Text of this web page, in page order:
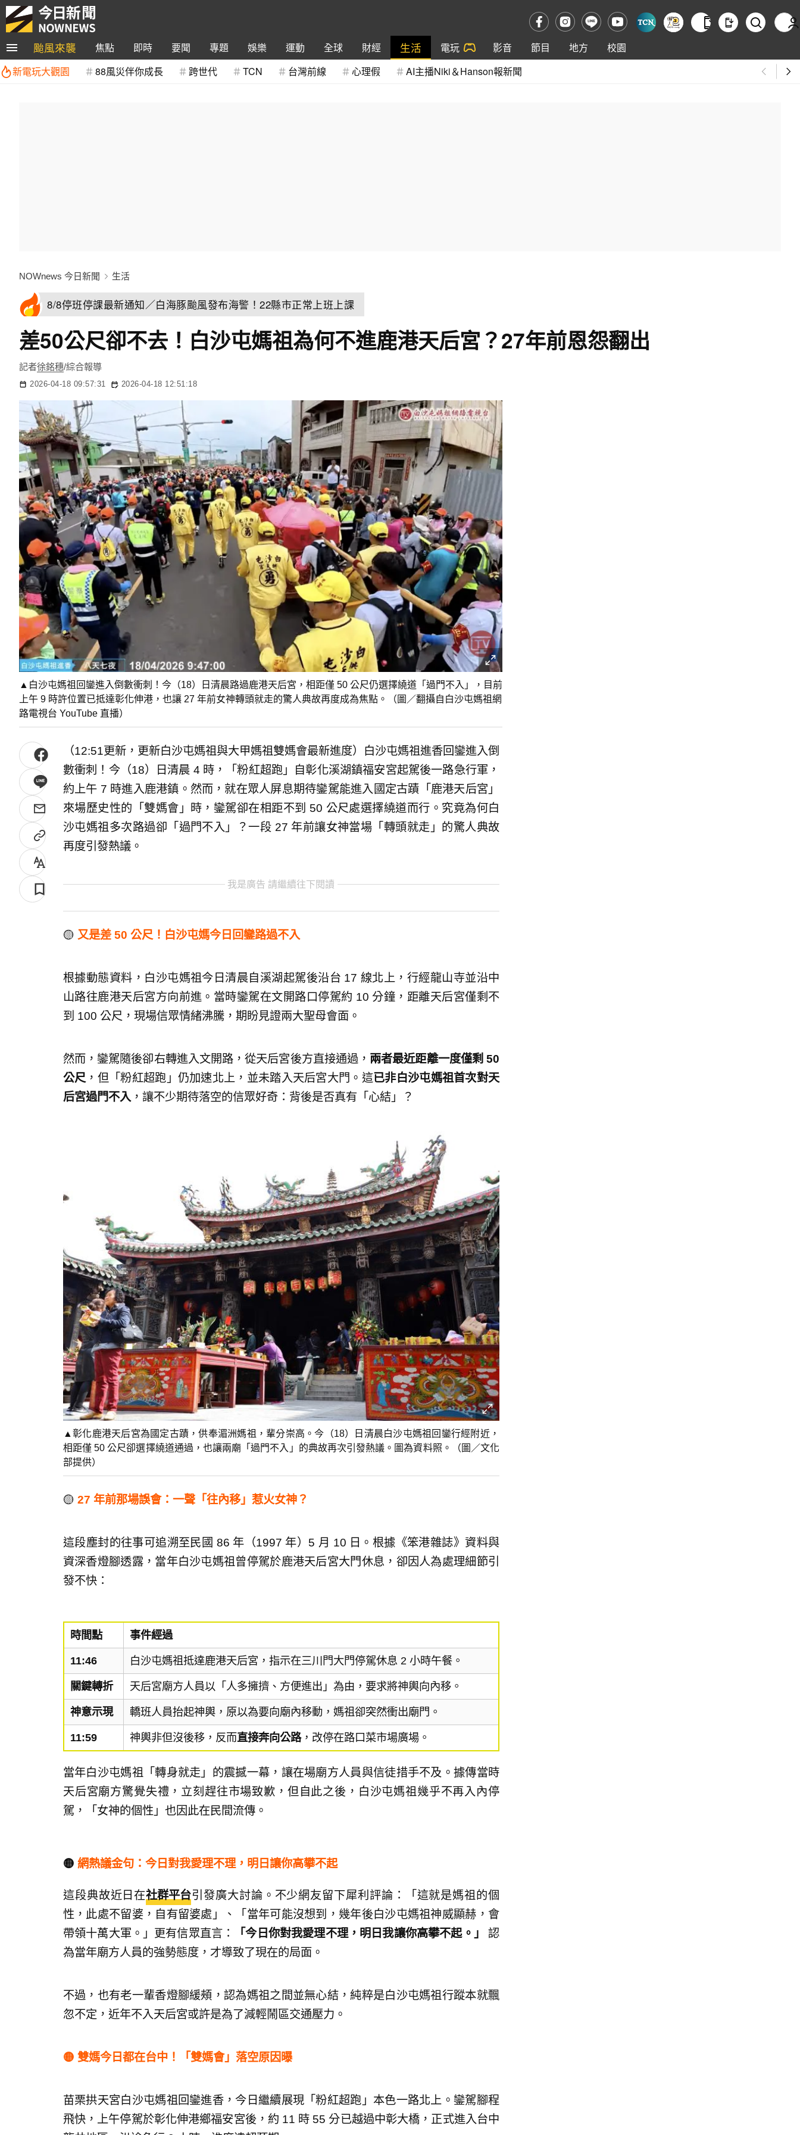
颱風來襲 焦點 即時 要聞 專題 娛樂 運動 全球 財經 生活 電玩 影音 節目 地方
校園
新電玩大觀園
88風災伴你成長 跨世代 TCN 台灣前線 心理假 AI主播Niki＆Hanson報新聞
NOWnews 今日新聞 生活
8/8停班停課最新通知／白海豚颱風發布海警！22縣市正常上班上課
差50公尺卻不去！白沙屯媽祖為何不進鹿港天后宮？27年前恩怨翻出
記者徐銘穗/綜合報導
2026-04-18 09:57:31 2026-04-18 12:51:18
▲白沙屯媽祖回鑾進入倒數衝刺！今（18）日清晨路過鹿港天后宮，相距僅 50 公尺仍選擇繞道「過門不入」，目前
上午 9 時許位置已抵達彰化伸港，也讓 27 年前女神轉頭就走的驚人典故再度成為焦點。（圖／翻攝自白沙屯媽祖網
路電視台 YouTube 直播）
（12:51更新，更新白沙屯媽祖與大甲媽祖雙媽會最新進度）白沙屯媽祖進香回鑾進入倒
數衝刺！今（18）日清晨 4 時，「粉紅超跑」自彰化溪湖鎮福安宮起駕後一路急行軍，
約上午 7 時進入鹿港鎮。然而，就在眾人屏息期待鑾駕能進入國定古蹟「鹿港天后宮」
來場歷史性的「雙媽會」時，鑾駕卻在相距不到 50 公尺處選擇繞道而行。究竟為何白
沙屯媽祖多次路過卻「過門不入」？一段 27 年前讓女神當場「轉頭就走」的驚人典故
再度引發熱議。
我是廣告 請繼續往下閱讀
🟡 又是差 50 公尺！白沙屯媽今日回鑾路過不入
根據動態資料，白沙屯媽祖今日清晨自溪湖起駕後沿台 17 線北上，行經龍山寺並沿中
山路往鹿港天后宮方向前進。當時鑾駕在文開路口停駕約 10 分鐘，距離天后宮僅剩不
到 100 公尺，現場信眾情緒沸騰，期盼見證兩大聖母會面。
然而，鑾駕隨後卻右轉進入文開路，從天后宮後方直接通過， 兩者最近距離一度僅剩 50
公尺 ，但「粉紅超跑」仍加速北上，並未踏入天后宮大門。這已非白沙屯媽祖首次對天
后宮過門不入 ，讓不少期待落空的信眾好奇：背後是否真有「心結」？
▲彰化鹿港天后宮為國定古蹟，供奉湄洲媽祖，輩分崇高。今（18）日清晨白沙屯媽祖回鑾行經附近，
相距僅 50 公尺卻選擇繞道通過，也讓兩廟「過門不入」的典故再次引發熱議。圖為資料照。（圖／文化
部提供）
🟡 27 年前那場誤會：一聲「往內移」惹火女神？
這段塵封的往事可追溯至民國 86 年（1997 年）5 月 10 日。根據《笨港雜誌》資料與
資深香燈腳透露，當年白沙屯媽祖曾停駕於鹿港天后宮大門休息，卻因人為處理細節引
發不快：
時間點 事件經過
11:46 白沙屯媽祖抵達鹿港天后宮，指示在三川門大門停駕休息 2 小時午餐。
關鍵轉折 天后宮廟方人員以「人多擁擠、方便進出」為由，要求將神輿向內移。
神意示現 轎班人員抬起神輿，原以為要向廟內移動，媽祖卻突然衝出廟門。
11:59 神輿非但沒後移，反而直接奔向公路，改停在路口菜市場廣場。
當年白沙屯媽祖「轉身就走」的震撼一幕，讓在場廟方人員與信徒措手不及。據傳當時
天后宮廟方驚覺失禮，立刻趕往市場致歉，但自此之後，白沙屯媽祖幾乎不再入內停
駕，「女神的個性」也因此在民間流傳。
🟡 網熱議金句：今日對我愛理不理，明日讓你高攀不起
這段典故近日在社群平台引發廣大討論。不少網友留下犀利評論：「這就是媽祖的個
性，此處不留婆，自有留婆處」、「當年可能沒想到，幾年後白沙屯媽祖神威顯赫，會
帶領十萬大軍。」更有信眾直言：
「今日你對我愛理不理，明日我讓你高攀不起。」
認
為當年廟方人員的強勢態度，才導致了現在的局面。
不過，也有老一輩香燈腳緩頰，認為媽祖之間並無心結，純粹是白沙屯媽祖行蹤本就飄
忽不定，近年不入天后宮或許是為了減輕鬧區交通壓力。
🟡 雙媽今日都在台中！「雙媽會」落空原因曝
苗栗拱天宮白沙屯媽祖回鑾進香，今日繼續展現「粉紅超跑」本色一路北上。鑾駕腳程
飛快，上午停駕於彰化伸港鄉福安宮後，約 11 時 55 分已越過中彰大橋，正式進入台中